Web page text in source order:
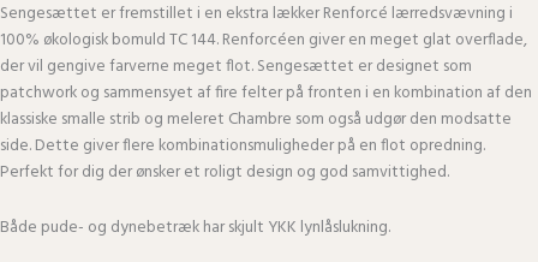
Sengesættet er fremstillet i en ekstra lækker Renforcé lærredsvævning i
100% økologisk bomuld TC 144. Renforcéen giver en meget glat overflade,
der vil gengive farverne meget flot. Sengesættet er designet som
patchwork og sammensyet af fire felter på fronten i en kombination af den
klassiske smalle strib og meleret Chambre som også udgør den modsatte
side. Dette giver flere kombinationsmuligheder på en flot opredning.
Perfekt for dig der ønsker et roligt design og god samvittighed.
Både pude- og dynebetræk har skjult YKK lynlåslukning.